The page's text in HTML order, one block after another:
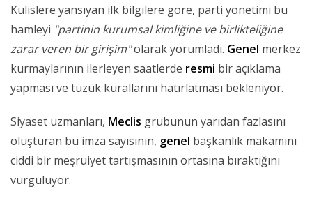
Kulislere yansıyan ilk bilgilere göre, parti yönetimi bu
hamleyi "partinin kurumsal kimliğine ve birlikteliğine
zarar veren bir girişim"olarak yorumladı. Genel merkez
kurmaylarının ilerleyen saatlerde resmi bir açıklama
yapması ve tüzük kurallarını hatırlatması bekleniyor.
Siyaset uzmanları, Meclis grubunun yarıdan fazlasını
oluşturan bu imza sayısının, genel başkanlık makamını
ciddi bir meşruiyet tartışmasının ortasına bıraktığını
vurguluyor.